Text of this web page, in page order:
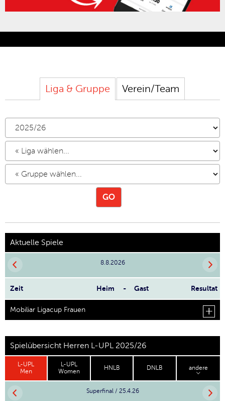
Liga & Gruppe Verein/Team
Aktuelle Spiele
8.8.2026
Zeit Heim - Gast Resultat
Mobiliar Ligacup Frauen
Spielübersicht Herren L-UPL 2025/26
L-UPL
Men
L-UPL
Women
HNLB DNLB andere
Superfinal / 25.4.26